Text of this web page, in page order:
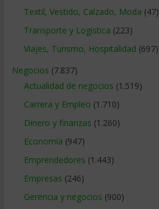
Textil, Vestido, Calzado, Moda (47)
Transporte y Logistica (223)
Viajes, Turismo, Hospitalidad (697)
Negocios (7.837)
Actualidad de negocios (1.519)
Carrera y Empleo (1.710)
Dinero y finanzas (1.260)
Economía (947)
Emprendedores (1.443)
Empresas (246)
Gerencia y negocios (900)